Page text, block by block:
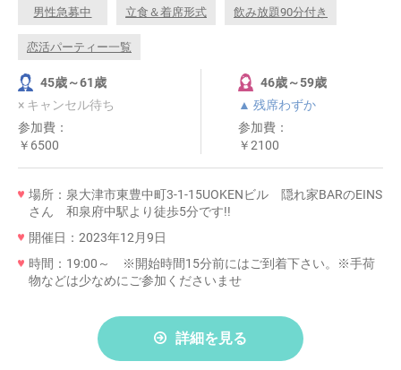
男性急募中 立食＆着席形式 飲み放題90分付き
恋活パーティー一覧
45歳～61歳
× キャンセル待ち
参加費：
￥6500
46歳～59歳
▲ 残席わずか
参加費：
￥2100
場所：泉大津市東豊中町3-1-15UOKENビル 隠れ家BARのEINS
さん 和泉府中駅より徒歩5分です!!
開催日：2023年12月9日
時間：19:00～ ※開始時間15分前にはご到着下さい。※手荷
物などは少なめにご参加くださいませ
詳細を見る